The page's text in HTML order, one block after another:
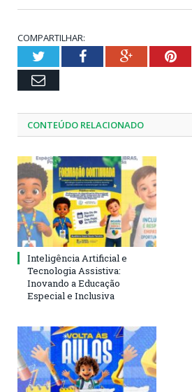
COMPARTILHAR:
TwitterFacebookGoogle+
Email
CONTEÚDO RELACIONADO
Inteligência Artificial e
Tecnologia Assistiva:
Inovando a Educação
Especial e Inclusiva